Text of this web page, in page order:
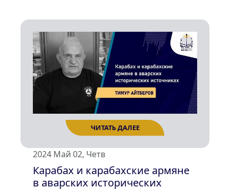
2024 Май 02, Четв
Карабах и карабахские армяне
в аварских исторических